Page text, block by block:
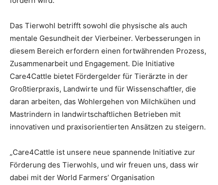
Das Tierwohl betrifft sowohl die physische als auch
mentale Gesundheit der Vierbeiner. Verbesserungen in
diesem Bereich erfordern einen fortwährenden Prozess,
Zusammenarbeit und Engagement. Die Initiative
Care4Cattle bietet Fördergelder für Tierärzte in der
Großtierpraxis, Landwirte und für Wissenschaftler, die
daran arbeiten, das Wohlergehen von Milchkühen und
Mastrindern in landwirtschaftlichen Betrieben mit
innovativen und praxisorientierten Ansätzen zu steigern.
„Care4Cattle ist unsere neue spannende Initiative zur
Förderung des Tierwohls, und wir freuen uns, dass wir
dabei mit der World Farmers’ Organisation